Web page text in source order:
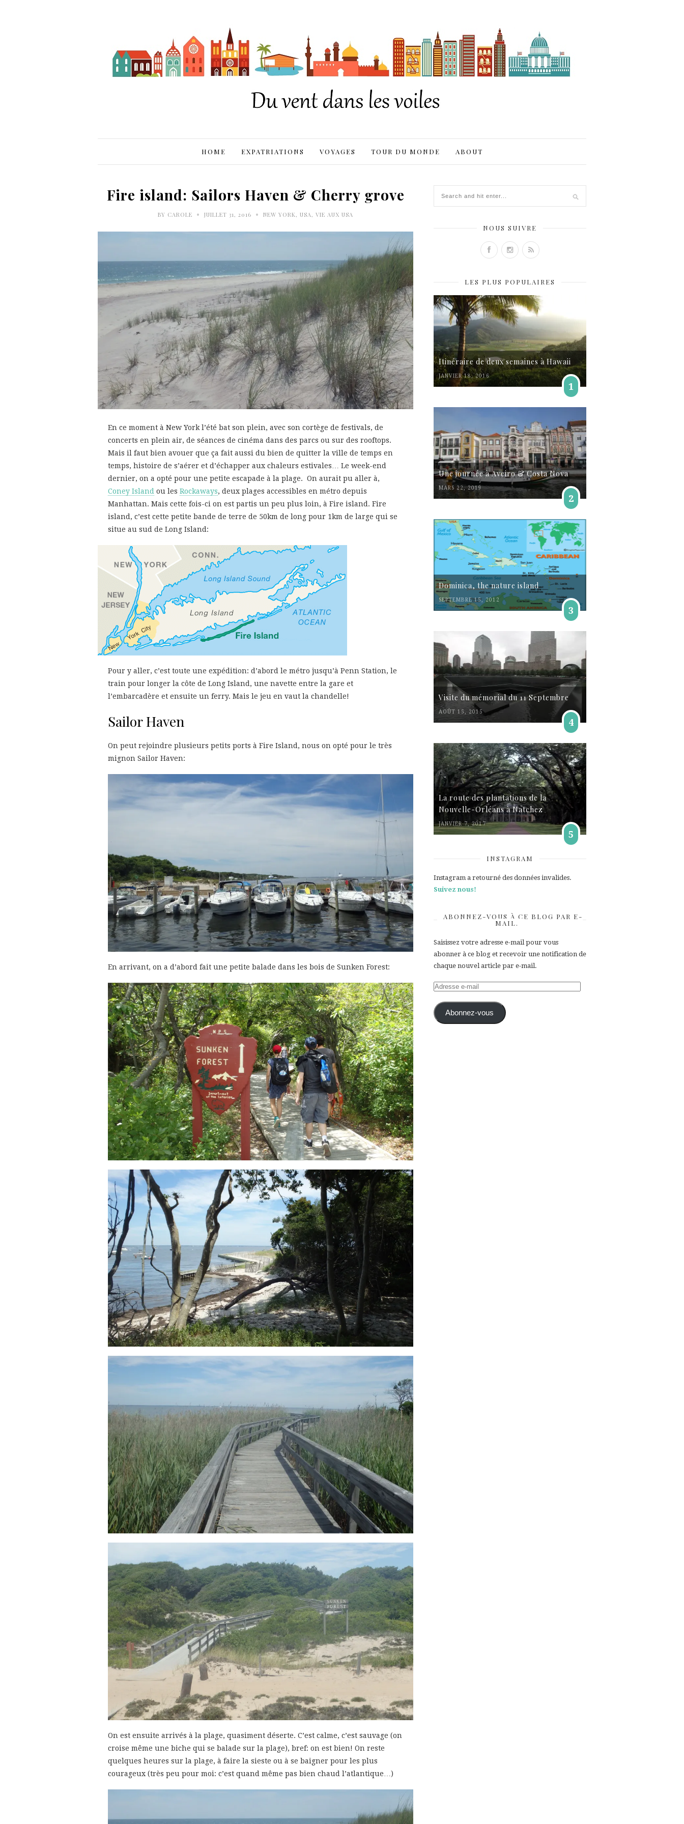
HOME EXPATRIATIONS VOYAGES TOUR DU MONDE ABOUT
Fire island: Sailors Haven & Cherry grove
BY CAROLE • JUILLET 31, 2016 • NEW YORK, USA, VIE AUX USA
En ce moment à New York l’été bat son plein, avec son cortège de festivals, de
concerts en plein air, de séances de cinéma dans des parcs ou sur des rooftops.
Mais il faut bien avouer que ça fait aussi du bien de quitter la ville de temps en
temps, histoire de s’aérer et d’échapper aux chaleurs estivales… Le week-end
dernier, on a opté pour une petite escapade à la plage. On aurait pu aller à,
Coney Island ou les Rockaways, deux plages accessibles en métro depuis
Manhattan. Mais cette fois-ci on est partis un peu plus loin, à Fire island. Fire
island, c’est cette petite bande de terre de 50km de long pour 1km de large qui se
situe au sud de Long Island:
Pour y aller, c’est toute une expédition: d’abord le métro jusqu’à Penn Station, le
train pour longer la côte de Long Island, une navette entre la gare et
l’embarcadère et ensuite un ferry. Mais le jeu en vaut la chandelle!
Sailor Haven
On peut rejoindre plusieurs petits ports à Fire Island, nous on opté pour le très
mignon Sailor Haven:
En arrivant, on a d’abord fait une petite balade dans les bois de Sunken Forest:
On est ensuite arrivés à la plage, quasiment déserte. C’est calme, c’est sauvage (on
croise même une biche qui se balade sur la plage), bref: on est bien! On reste
quelques heures sur la plage, à faire la sieste ou à se baigner pour les plus
courageux (très peu pour moi: c’est quand même pas bien chaud l’atlantique…)
NOUS SUIVRE
LES PLUS POPULAIRES
Itinéraire de deux semaines à Hawaii
JANVIER 18, 2016
1
Une journée à Aveiro & Costa Nova
MARS 22, 2019
2
Dominica, the nature island
SEPTEMBRE 15, 2012
3
Visite du mémorial du 11 Septembre
AOÛT 15, 2015
4
La route des plantations de la
Nouvelle-Orléans à Natchez
JANVIER 7, 2017
5
INSTAGRAM
Instagram a retourné des données invalides.
Suivez nous!
ABONNEZ-VOUS À CE BLOG PAR E-
MAIL.
Saisissez votre adresse e-mail pour vous
abonner à ce blog et recevoir une notification de
chaque nouvel article par e-mail.
Adresse
mail Abonnez-vous